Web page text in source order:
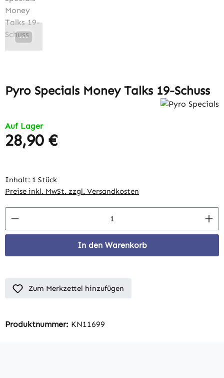
Pyro Specials Money Talks 19-Schuss
Auf Lager
Regulärer Preis:
28,90 €
Inhalt: 1 Stück
Preise inkl. MwSt. zzgl. Versandkosten
Produkt Anzahl: Gib den gewünschten
In den Warenkorb
Zum Merkzettel hinzufügen
Produktnummer: KN11699